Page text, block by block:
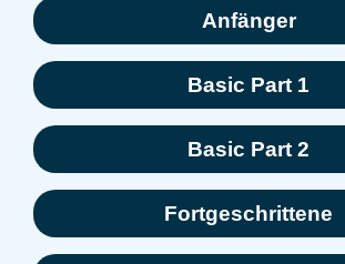
Anfänger
Basic Part 1
Basic Part 2
Fortgeschrittene